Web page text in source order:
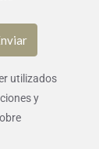
utilizados
y